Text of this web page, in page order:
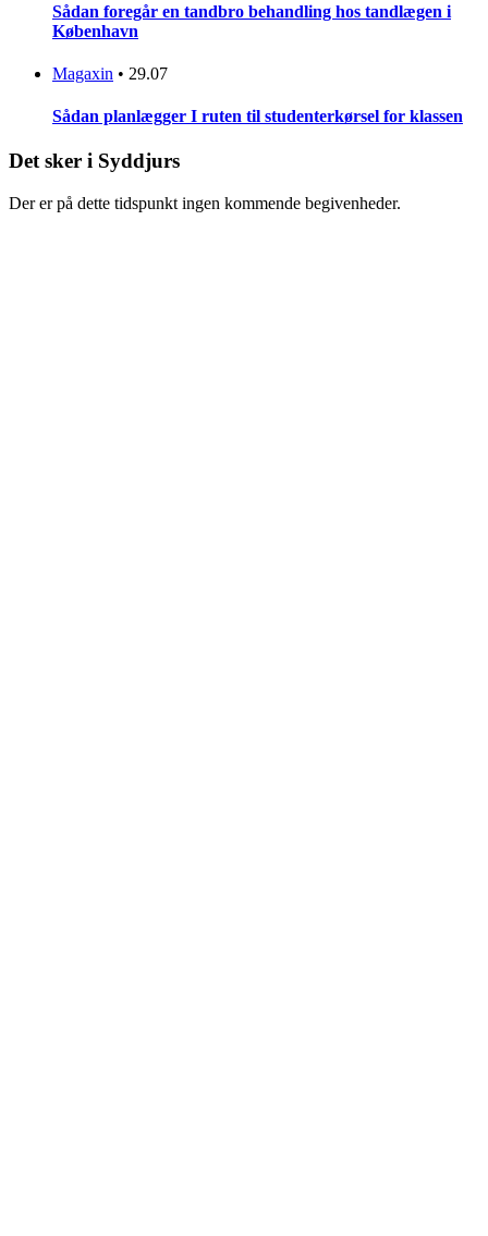
Sådan foregår en tandbro behandling hos tandlægen i
København
Magaxin • 29.07
Sådan planlægger I ruten til studenterkørsel for klassen
Det sker i Syddjurs
Der er på dette tidspunkt ingen kommende begivenheder.